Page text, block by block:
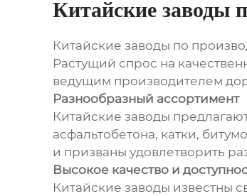
Китайские заводы
Китайские заводы по
Растущий спрос на
ведущим производителем
Разнообразный ассортимент
Китайские заводы
асфальтобетона, катки,
и призваны удовлетворить
Высокое качество и
Китайские заводы известны